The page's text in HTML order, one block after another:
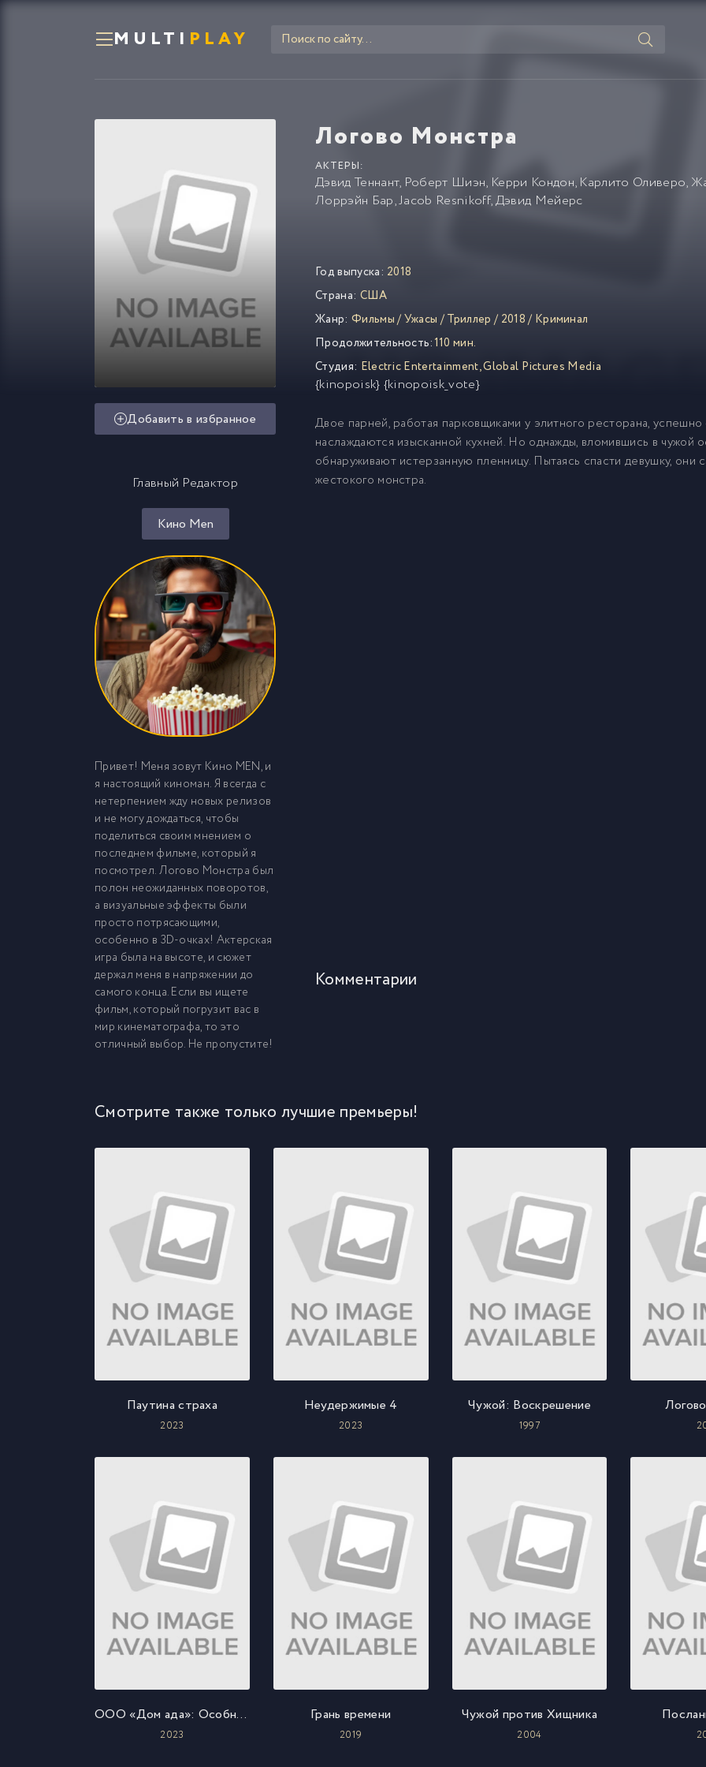
MULTI PLAY
Логово Монстра
АКТЕРЫ:
Дэвид Теннант, Роберт Шиэн, Керри Кондон, Карлито Оливеро,
Лоррэйн Бар,Jacob Resnikoff,Дэвид Мейерс
Добавить в избранное
Главный Редактор
Кино Men
Привет! Меня зовут Кино MEN, и
я настоящий киноман. Я всегда с
нетерпением жду новых релизов
и не могу дождаться, чтобы
поделиться своим мнением о
последнем фильме, который я
посмотрел. Логово Монстра был
полон неожиданных поворотов,
а визуальные эффекты были
просто потрясающими,
особенно в 3D-очках! Актерская
игра была на высоте, и сюжет
держал меня в напряжении до
самого конца. Если вы ищете
фильм, который погрузит вас в
мир кинематографа, то это
отличный выбор. Не пропустите!
Год выпуска: 2018
Страна: США
Жанр: Фильмы/Ужасы /Триллер / 2018/ Криминал
Продолжительность:110 мин.
Студия: Electric Entertainment,Global Pictures Media
{kinopoisk} {kinopoisk_vote}
Двое парней, работая парковщиками у элитного ресторана,
наслаждаются изысканной кухней. Но однажды, вломившись в
обнаруживают истерзанную пленницу. Пытаясь спасти девушку, они
жестокого монстра.
Комментарии
Смотрите также только лучшие премьеры!
Паутина страха
2023
Неудержимые 4
2023
Чужой: Воскрешение
1997
ООО «Дом ада»: Особняк Кармайклов
2023
Грань времени
2019
Чужой против Хищника
2004